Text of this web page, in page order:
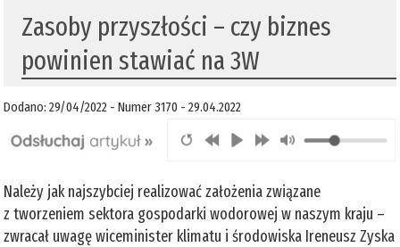
Zasoby przyszłości – czy biznes
powinien stawiać na 3W
Dodano: 29/04/2022 - Numer 3170 - 29.04.2022
Należy jak najszybciej realizować założenia związane
z tworzeniem sektora gospodarki wodorowej w naszym kraju –
zwracał uwagę wiceminister klimatu i środowiska Ireneusz Zyska